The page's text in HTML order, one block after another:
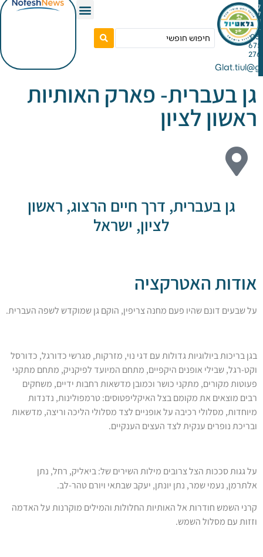
פארק האותיות
לציון
בעברית, דרך חיים הרצוג, ראשון
לציון, ישראל
האטרקציה
דונם שהיו פעם מחנה צריפין, הוקם גן שמוקדש לשפה העברית.
ביולוגיות גדולות עם דגי נוי, מזרקות, מגרשי כדורגל, כדורסל
שבילי אופנים היקפיים, מתחם המיועד לפיקניק, מתחם מתקני
מתקני כושר וכמובן מדשאות רחבות ידיים, משחקים
את מקומם בצל האיקליפטוסים: טרמפולינות, נדנדות
מסלולי רכיבה על אופניים לצד מסלולי הליכה וריצה, מדשאות
ענקית לצד העצים הענקיים.
הצל צרובים מילות השירים של: ביאליק, רחל, נתן
שמר, נתן יונתן, יעקב שבתאי ויורם טהר-לב.
חודרות אל האותיות החלולות והמילים מוקרנות על האדמה
מסלול השמש.